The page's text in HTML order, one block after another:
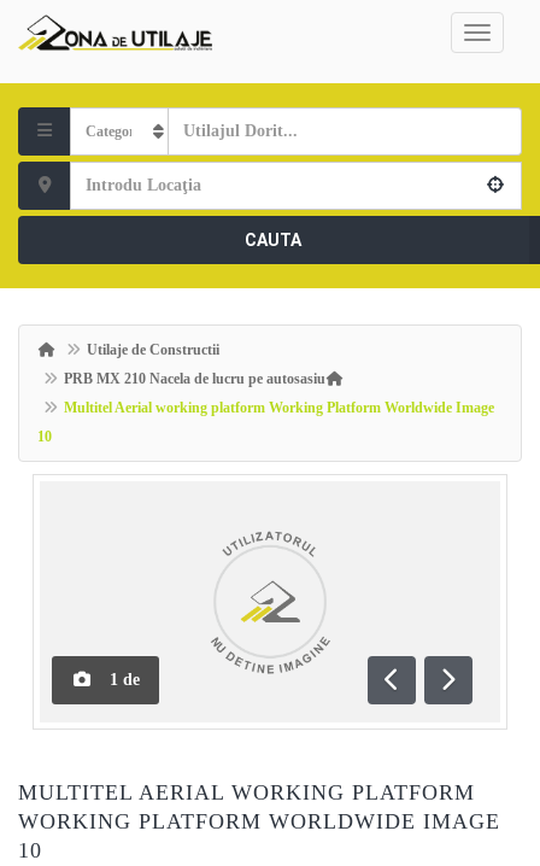
CAUTA
Utilaje de Constructii
PRB MX 210 Nacela de lucru pe autosasiu
Multitel Aerial working platform Working Platform Worldwide Image
10
1 de
Anterioară
MULTITEL AERIAL WORKING PLATFORM
WORKING PLATFORM WORLDWIDE IMAGE
10